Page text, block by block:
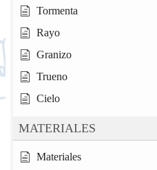
Tormenta
Rayo
Granizo
Trueno
Cielo
MATERIALES
Materiales